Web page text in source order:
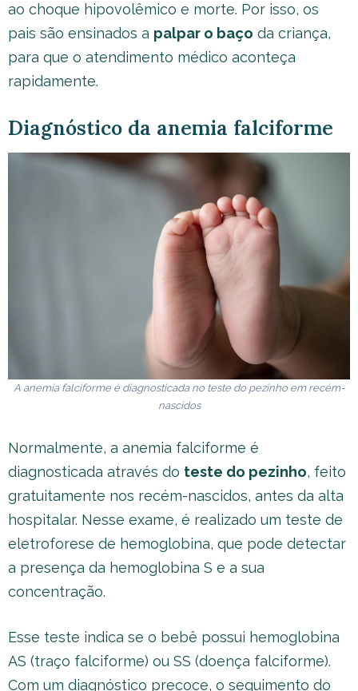
ao choque hipovolêmico e morte. Por isso, os
pais são ensinados a palpar o baço da criança,
para que o atendimento médico aconteça
rapidamente.
Diagnóstico da anemia falciforme
A anemia falciforme é diagnosticada no teste do pezinho em recém-
nascidos
Normalmente, a anemia falciforme é
diagnosticada através do teste do pezinho, feito
gratuitamente nos recém-nascidos, antes da alta
hospitalar. Nesse exame, é realizado um teste de
eletroforese de hemoglobina, que pode detectar
a presença da hemoglobina S e a sua
concentração.
Esse teste indica se o bebê possui hemoglobina
AS (traço falciforme) ou SS (doença falciforme).
Com um diagnóstico precoce, o seguimento do